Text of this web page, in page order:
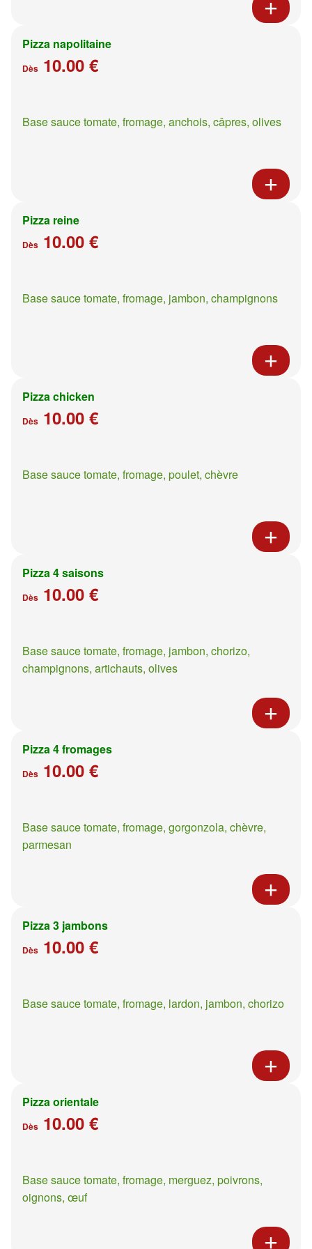
Pizza napolitaine
Dès 10.00 €
Base sauce tomate, fromage, anchois, câpres, olives
Pizza reine
Dès 10.00 €
Base sauce tomate, fromage, jambon, champignons
Pizza chicken
Dès 10.00 €
Base sauce tomate, fromage, poulet, chèvre
Pizza 4 saisons
Dès 10.00 €
Base sauce tomate, fromage, jambon, chorizo,
champignons, artichauts, olives
Pizza 4 fromages
Dès 10.00 €
Base sauce tomate, fromage, gorgonzola, chèvre,
parmesan
Pizza 3 jambons
Dès 10.00 €
Base sauce tomate, fromage, lardon, jambon, chorizo
Pizza orientale
Dès 10.00 €
Base sauce tomate, fromage, merguez, poivrons,
oignons, œuf